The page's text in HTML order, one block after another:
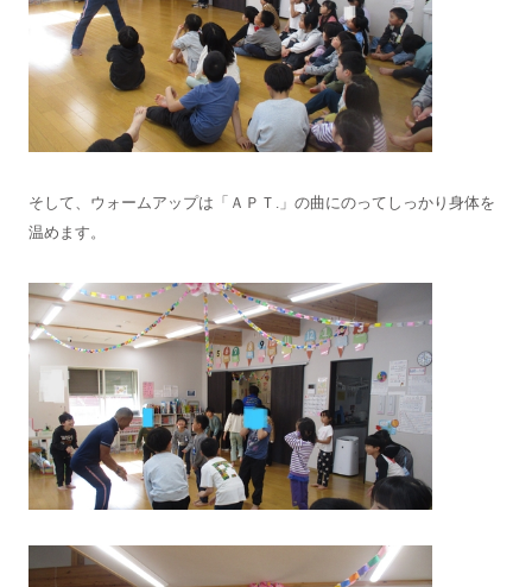
そして、ウォームアップは「ＡＰＴ.」の曲にのってしっかり身体を
温めます。